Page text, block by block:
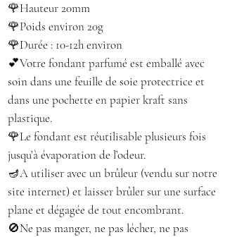
🌹Hauteur 20mm
🌹Poids environ 20g
🌹Durée : 10-12h environ
💕Votre fondant parfumé est emballé avec
soin dans une feuille de soie protectrice et
dans une pochette en papier kraft sans
plastique.
🌹Le fondant est réutilisable plusieurs fois
jusqu’à évaporation de l’odeur.
🪔A utiliser avec un brûleur (vendu sur notre
site internet) et laisser brûler sur une surface
plane et dégagée de tout encombrant.
🚫Ne pas manger, ne pas lécher, ne pas